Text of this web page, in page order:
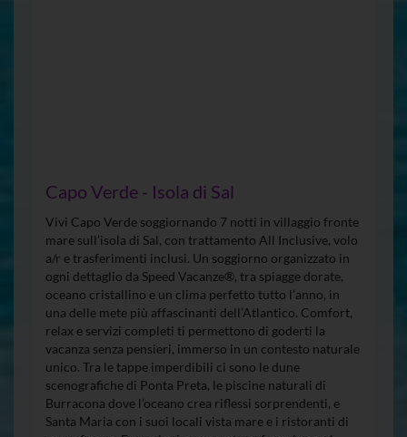
Capo Verde - Isola di Sal
Vivi Capo Verde soggiornando 7 notti in villaggio fronte
mare sull’isola di Sal, con trattamento All Inclusive, volo
a/r e trasferimenti inclusi. Un soggiorno organizzato in
ogni dettaglio da Speed Vacanze®, tra spiagge dorate,
oceano cristallino e un clima perfetto tutto l’anno, in
una delle mete più affascinanti dell’Atlantico. Comfort,
relax e servizi completi ti permettono di goderti la
vacanza senza pensieri, immerso in un contesto naturale
unico. Tra le tappe imperdibili ci sono le dune
scenografiche di Ponta Preta, le piscine naturali di
Burracona dove l’oceano crea riflessi sorprendenti, e
Santa Maria con i suoi locali vista mare e i ristoranti di